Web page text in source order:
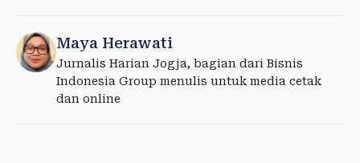
Maya Herawati
Jurnalis Harian Jogja, bagian dari Bisnis
Indonesia Group menulis untuk media cetak
dan online